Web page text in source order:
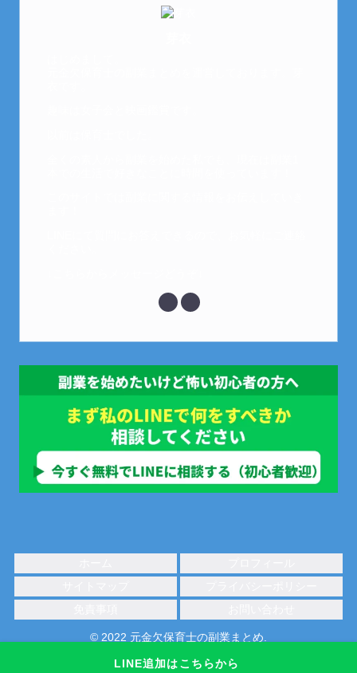
LINE追加はこちらから
© 2022 元金欠保育士の副業まとめ.